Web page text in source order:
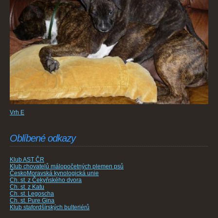
Vrh E
Oblíbené odkazy
Klub AST ČR
Klub chovatelů málopočetných plemen psů
ČeskoMoravská kynologická unie
Ch. st. z Čekyňského dvora
Ch. st. z Katu
Ch. st. Legoscha
Ch. st. Pure Gina
Klub stafordšírských bulteriérů